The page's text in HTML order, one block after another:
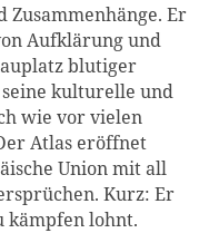
Zusammenhänge. Er
Aufklärung und
blutiger
kulturelle und
wie vor vielen
Atlas eröffnet
Union mit all
Kurz: Er
kämpfen lohnt.